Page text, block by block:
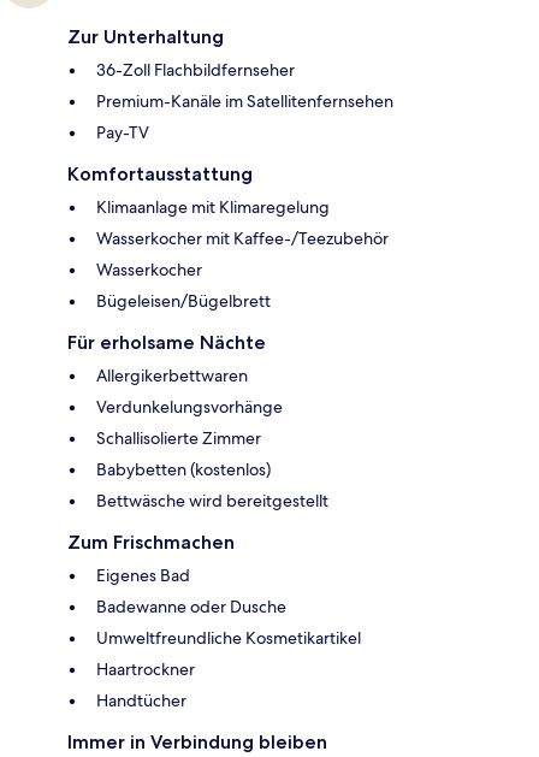
Zur Unterhaltung
36-Zoll Flachbildfernseher
Premium-Kanäle im Satellitenfernsehen
Pay-TV
Komfortausstattung
Klimaanlage mit Klimaregelung
Wasserkocher mit Kaffee-/Teezubehör
Wasserkocher
Bügeleisen/Bügelbrett
Für erholsame Nächte
Allergikerbettwaren
Verdunkelungsvorhänge
Schallisolierte Zimmer
Babybetten (kostenlos)
Bettwäsche wird bereitgestellt
Zum Frischmachen
Eigenes Bad
Badewanne oder Dusche
Umweltfreundliche Kosmetikartikel
Haartrockner
Handtücher
Immer in Verbindung bleiben